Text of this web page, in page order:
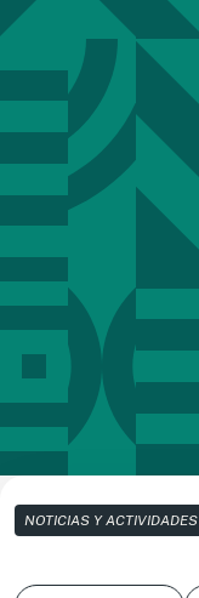
NOTICIAS Y ACTIVIDADES